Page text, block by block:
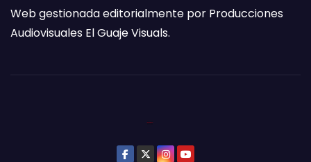
Web gestionada editorialmente por Producciones
Audiovisuales El Guaje Visuals.